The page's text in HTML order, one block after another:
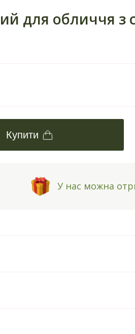
для обличчя
Купити
У нас можна